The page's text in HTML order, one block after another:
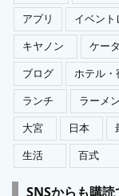
アプリ
イベント
キヤノン
ケー
ブログ
ホテル・
ランチ
ラーメン
大宮
日本
生活
百式
SNSからも購読